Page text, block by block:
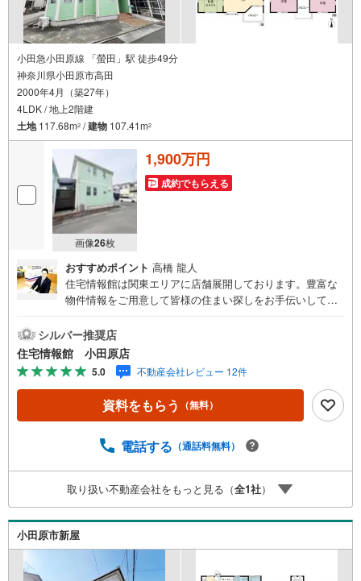
小田急小田原線 「螢田」駅 徒歩49分
神奈川県小田原市高田
2000年4月（築27年）
4LDK / 地上2階建
土地117.68m2 /建物 107.41m2
画像26枚
1,900万円
成約でもらえる
おすすめポイント 高橋 龍人
住宅情報館は関東エリアに店舗展開しております。豊富な
物件情報をご用意して皆様の住まい探しをお手伝いしてお
さい。住宅ローン相談会も同時開催中無理のない住宅ロー
ンの試算やご購入の際にかかる諸費用の概算も行っており
ます。しっかりとした資金計画のアドバイスをさせて頂き
ますので、お気軽にご相談ください。
シルバー推奨店
住宅情報館 小田原店
5.0 不動産会社レビュー 12件
資料をもらう （無料）
電話する （通話料無料）
取り扱い不動産会社をもっと見る（全1社）
小田原市新屋